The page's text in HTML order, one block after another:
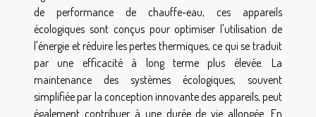
de performance de chauffe-eau, ces appareils
écologiques sont conçus pour optimiser l'utilisation de
l'énergie et réduire les pertes thermiques, ce qui se traduit
par une efficacité à long terme plus élevée. La
maintenance des systèmes écologiques, souvent
simplifiée par la conception innovante des appareils, peut
également contribuer à une durée de vie allongée. En